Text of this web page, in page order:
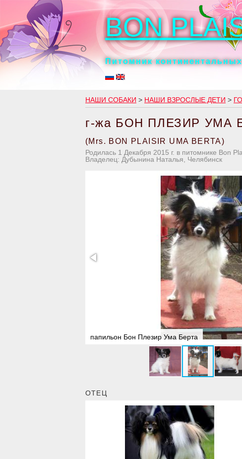
BON
Питомник
НАШИ СОБАКИ > НАШИ ВЗРОСЛЫЕ ДЕТИ >
г-жа БОН ПЛЕЗИР УМА
(Mrs. BON PLAISIR UMA BERTA)
Родилась 1 Декабря 2015 г. в питомнике Bon
Владелец: Дубынина Наталья, Челябинск
папильон Бон Плезир Ума Берта
ОТЕЦ